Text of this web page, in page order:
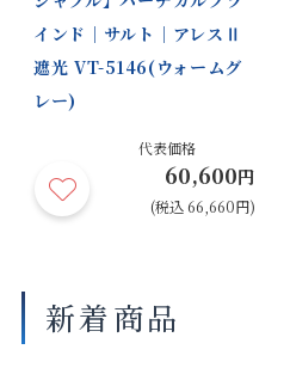
商品の詳細に関しましては、上部の
い。
サイズや仕様によって価格が異なりま
操作性等は店舗にてご確認ください。
画像は撮影環境やご覧いただく画面
インド｜サルト｜アレスⅡ
遮光 VT-5146(ウォームグ
レー)
代表価格
60,600円
(税込 66,660円)
新着商品